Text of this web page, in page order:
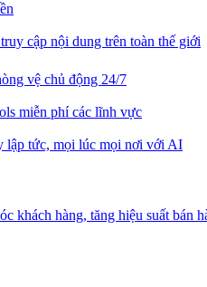
cập nội dung trên toàn thế giới
vệ chủ động 24/7
miễn phí các lĩnh vực
lập tức, mọi lúc mọi nơi với AI
khách hàng, tăng hiệu suất bán